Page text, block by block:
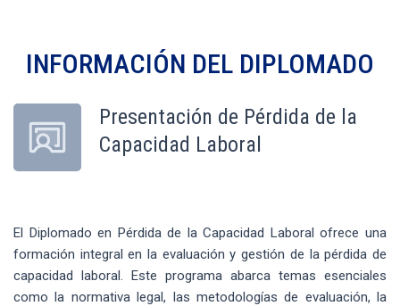
INFORMACIÓN DEL DIPLOMADO
Presentación de Pérdida de la
Capacidad Laboral
El Diplomado en Pérdida de la Capacidad Laboral ofrece una
formación integral en la evaluación y gestión de la pérdida de
capacidad laboral. Este programa abarca temas esenciales
como la normativa legal, las metodologías de evaluación, la